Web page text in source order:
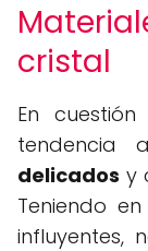
cristal
En
tendencia
delicados y
Teniendo
influyentes,